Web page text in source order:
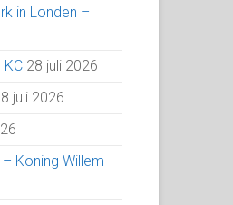
in Londen –
KC 28 juli 2026
juli 2026
Koning Willem